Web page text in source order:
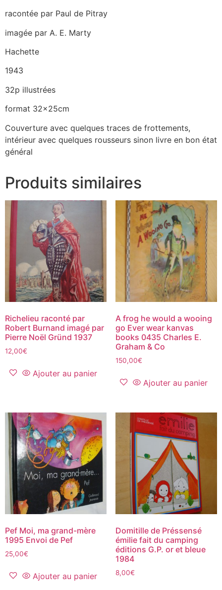
racontée par Paul de Pitray
imagée par A. E. Marty
Hachette
1943
32p illustrées
format 32x25cm
Couverture avec quelques traces de frottements,
intérieur avec quelques rousseurs sinon livre en bon état
général
Produits similaires
Richelieu raconté par
Robert Burnand imagé par
Pierre Noël Gründ 1937
12,00€
Ajouter au panier
A frog he would a wooing
go Ever wear kanvas
books 0435 Charles E.
Graham & Co
150,00€
Ajouter au panier
Pef Moi, ma grand-mère
1995 Envoi de Pef
25,00€
Ajouter au panier
Domitille de Préssensé
émilie fait du camping
éditions G.P. or et bleue
1984
8,00€